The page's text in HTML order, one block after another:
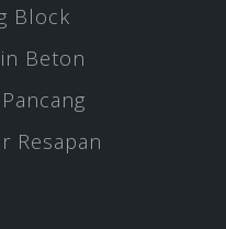
Block
Beton
Resapan